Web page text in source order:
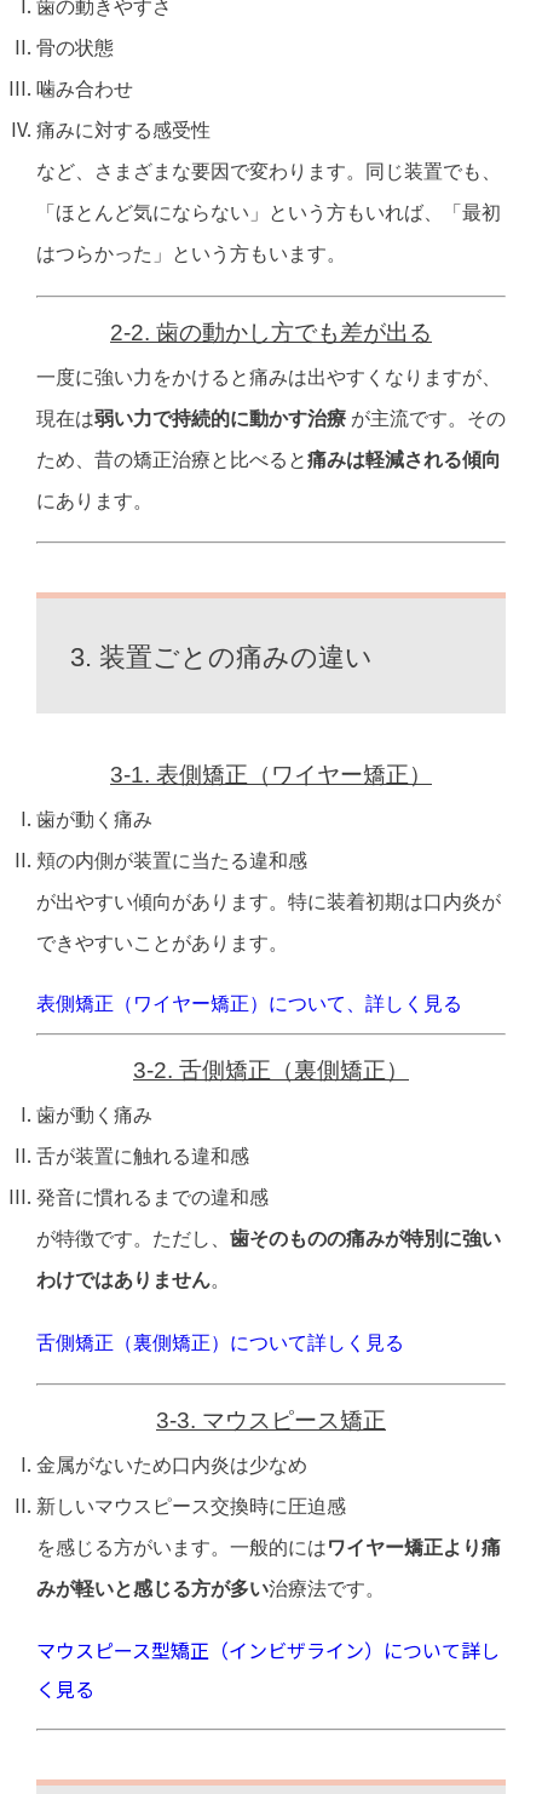
歯の動きやすさ
骨の状態
噛み合わせ
痛みに対する感受性
など、さまざまな要因で変わります。
同じ装置でも、
「ほとんど気にならない」という方もいれば、
「最初
はつらかった」という方もいます。
2-2. 歯の動かし方でも差が出る
一度に強い力をかけると痛みは出やすくなりますが、
現在は弱い力で持続的に動かす治療 が主流です。 その
ため、 昔の矯正治療と比べると痛みは軽減される傾向
にあります。
3. 装置ごとの痛みの違い
3-1. 表側矯正（ワイヤー矯正）
歯が動く痛み
頬の内側が装置に当たる違和感
が出やすい傾向があります。 特に装着初期は口内炎が
できやすいことがあります。
表側矯正（ワイヤー矯正）について、詳しく見る
3-2. 舌側矯正（裏側矯正）
歯が動く痛み
舌が装置に触れる違和感
発音に慣れるまでの違和感
が特徴です。 ただし、 歯そのものの痛みが特別に強い
わけではありません。
舌側矯正（裏側矯正）について詳しく見る
3-3. マウスピース矯正
金属がないため口内炎は少なめ
新しいマウスピース交換時に圧迫感
を感じる方がいます。 一般的にはワイヤー矯正より痛
みが軽いと感じる方が多い治療法です。
マウスピース型矯正（インビザライン）について詳し
く見る